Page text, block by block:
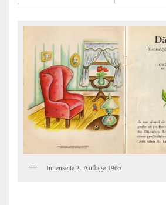
Innenseite 3. Auflage 1965